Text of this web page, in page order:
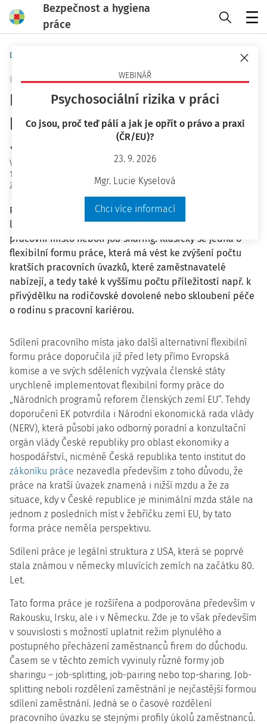
Bezpečnost a hygiena
práce
WEBINÁŘ
Psychosociální rizika v práci
Co jsou, proč teď pálí a jak je opřít o právo a praxi
(ČR/EU)?
23. 9. 2026
Mgr. Lucie Kyselová
Chci více informací
Domů
PRACOVNÍ PRÁVO + PŘIDAT VLASTNÍ
Klady a zápory sdíleného
pracovního místa
Vydáno
18 minut čtení
Zdroj
Bezpečnost a hygiena práce 3/2021
Poslední novela zákoníku prácezavedla s účinností k 1.
lednu 2021 do
zákoníku prácenový institut – tzv. sdílené
pracovní místo neboli job sharing. Klasicky se jedná o
flexibilní formu práce, která má vést ke zvýšení počtu
kratších pracovních úvazků, které zaměstnavatelé
nabízejí, a tedy také k vyššímu počtu příležitostí např. k
přivýdělku na rodičovské dovolené nebo skloubení péče
o rodinu s pracovní kariérou.
Sdílení pracovního místa jako další alternativní flexibilní
formu práce doporučila již před lety přímo Evropská
komise a ve svých sděleních vyzývala členské státy
urychleně implementovat flexibilní formy práce do
„Národních programů reforem členských zemí EU“. Tehdy
doporučení EK potvrdila i Národní ekonomická rada vlády
(NERV), která působí jako odborný poradní a konzultační
orgán vlády České republiky pro oblast ekonomiky a
hospodářství., nicméně Česká republika tento institut do
zákoníku práce nezavedla především z toho důvodu, že
práce na kratší úvazek znamená i nižší mzdu a že za
situace, kdy v České republice je minimální mzda stále na
jednom z posledních míst v žebříčku zemí EU, by tato
forma práce neměla perspektivu.
Sdílení práce je legální struktura z USA, která se poprvé
stala známou v německy mluvících zemích na začátku 80.
Let.
Tato forma práce je rozšířena a podporována především v
Rakousku, Irsku, ale i v Německu. Zde je to však především
v souvislosti s možností uplatnit režim plynulého a
postupného přecházení zaměstnanců firem do důchodu.
Časem se v těchto zemích vyvinuly různé formy job
sharingu – job-splitting, job-pairing nebo top-sharing. Job-
splitting neboli rozdělení zaměstnání je nejčastější formou
sdílení zaměstnání. Jedná se o časové rozdělení
pracovního úvazku se stejnými profily úkolů zaměstnanců.